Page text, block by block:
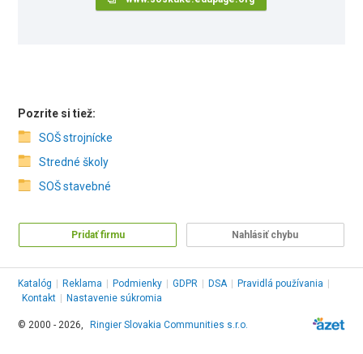
Pozrite si tiež:
SOŠ strojnícke
Stredné školy
SOŠ stavebné
Pridať firmu Nahlásiť chybu
Katalóg Reklama Podmienky GDPR DSA Pravidlá používania
Kontakt
Nastavenie súkromia
© 2000 - 2026, Ringier Slovakia Communities s.r.o.